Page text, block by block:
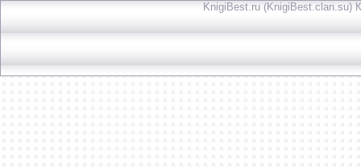
KnigiBest.ru (KnigiBest.clan.su)